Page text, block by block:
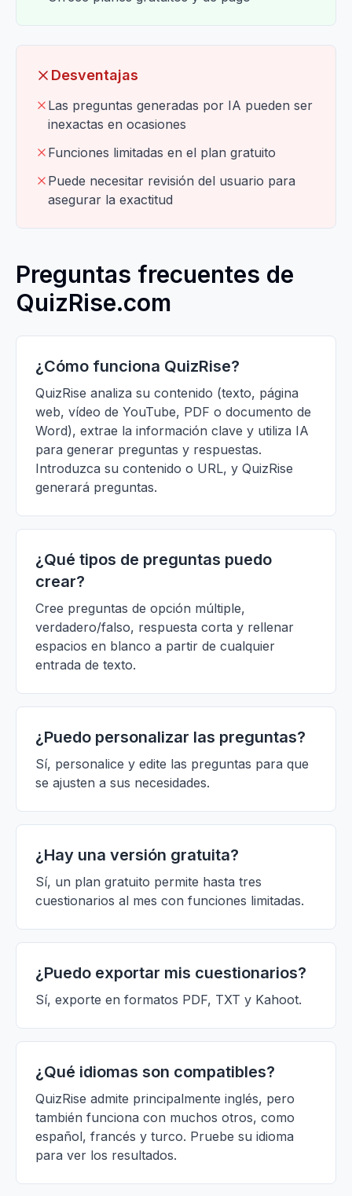
Desventajas
Las preguntas generadas por IA pueden ser
inexactas en ocasiones
Funciones limitadas en el plan gratuito
Puede necesitar revisión del usuario para
asegurar la exactitud
Preguntas frecuentes de
QuizRise.com
¿Cómo funciona QuizRise?
QuizRise analiza su contenido (texto, página
web, vídeo de YouTube, PDF o documento de
Word), extrae la información clave y utiliza IA
para generar preguntas y respuestas.
Introduzca su contenido o URL, y QuizRise
generará preguntas.
¿Qué tipos de preguntas puedo
crear?
Cree preguntas de opción múltiple,
verdadero/falso, respuesta corta y rellenar
espacios en blanco a partir de cualquier
entrada de texto.
¿Puedo personalizar las preguntas?
Sí, personalice y edite las preguntas para que
se ajusten a sus necesidades.
¿Hay una versión gratuita?
Sí, un plan gratuito permite hasta tres
cuestionarios al mes con funciones limitadas.
¿Puedo exportar mis cuestionarios?
Sí, exporte en formatos PDF, TXT y Kahoot.
¿Qué idiomas son compatibles?
QuizRise admite principalmente inglés, pero
también funciona con muchos otros, como
español, francés y turco. Pruebe su idioma
para ver los resultados.